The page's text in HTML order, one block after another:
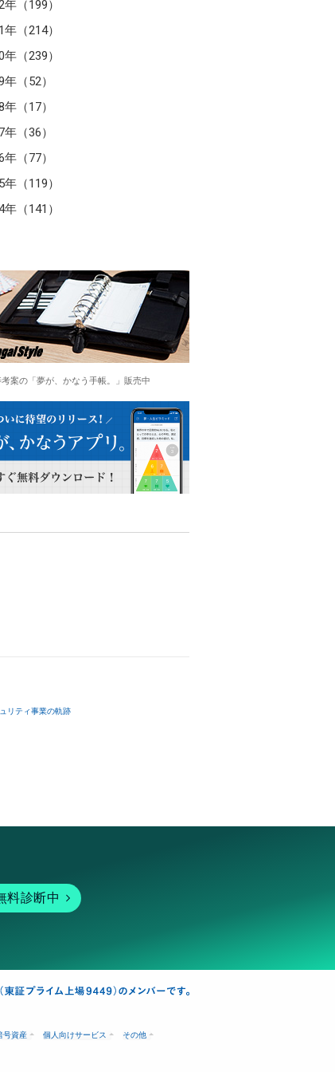
年（199）
年（214）
年（239）
年（52）
年（17）
年（36）
年（77）
年（119）
年（141）
案の「夢が、かなう手帳。」販売中
リティ事業の軌跡
料診断中
号資産 個人向けサービス その他